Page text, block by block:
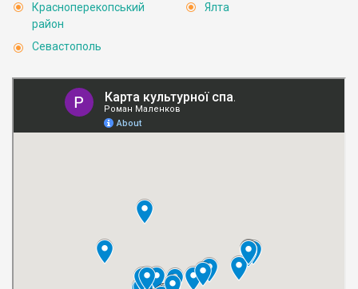
Красноперекопський
район
Севастополь
Ялта